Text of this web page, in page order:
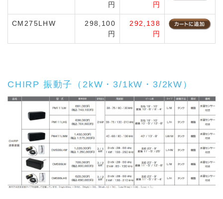
円
円
CM275LHW
298,100
円
292,138
円
CHIRP 振動子（2kW・3/1kW・3/2kW）